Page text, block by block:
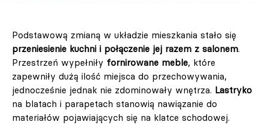
Podstawową zmianą w układzie mieszkania stało się
przeniesienie kuchni i połączenie jej razem z salonem.
Przestrzeń wypełniły fornirowane meble, które
zapewniły dużą ilość miejsca do przechowywania,
jednocześnie jednak nie zdominowały wnętrza. Lastryko
na blatach i parapetach stanowią nawiązanie do
materiałów pojawiających się na klatce schodowej.